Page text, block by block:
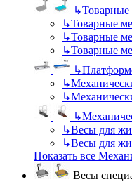
↳Товарные
↳Товарные
↳Товарные
↳Товарные
↳
↳
↳
↳
↳Весы для
↳Весы для
Показать все
Весы